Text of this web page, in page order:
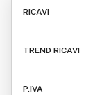
RICAVI
TREND RICAVI
P.IVA